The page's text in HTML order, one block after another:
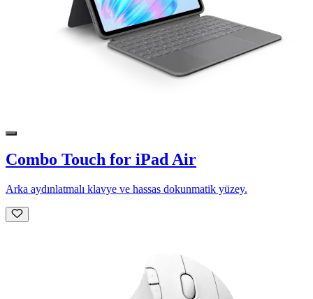
Combo Touch for iPad Air
Arka aydınlatmalı klavye ve hassas dokunmatik yüzey.